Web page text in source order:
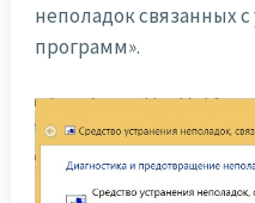
неполадок связанных
программ».